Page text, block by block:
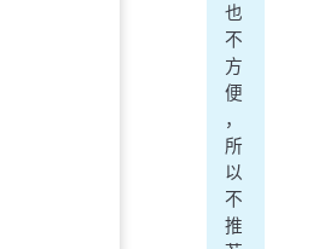
也
不
方
便
，
所
以
不
推